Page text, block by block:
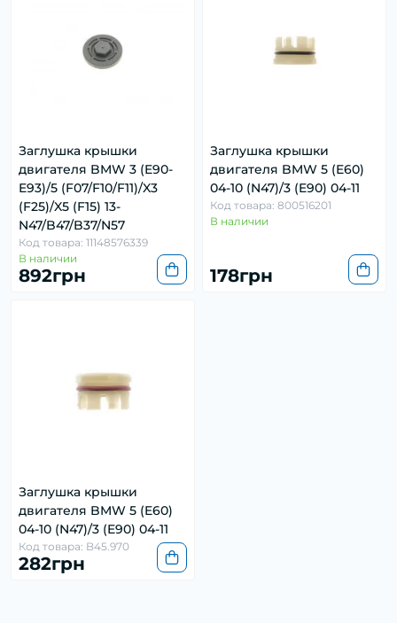
Заглушка крышки
двигателя BMW 3 (E90-
E93)/5 (F07/F10/F11)/X3
(F25)/X5 (F15) 13-
N47/B47/B37/N57
Код товара: 11148576339
В наличии
892грн
Заглушка крышки
двигателя BMW 5 (E60)
04-10 (N47)/3 (E90) 04-11
Код товара: 800516201
В наличии
178грн
Заглушка крышки
двигателя BMW 5 (E60)
04-10 (N47)/3 (E90) 04-11
Код товара: B45.970
282грн